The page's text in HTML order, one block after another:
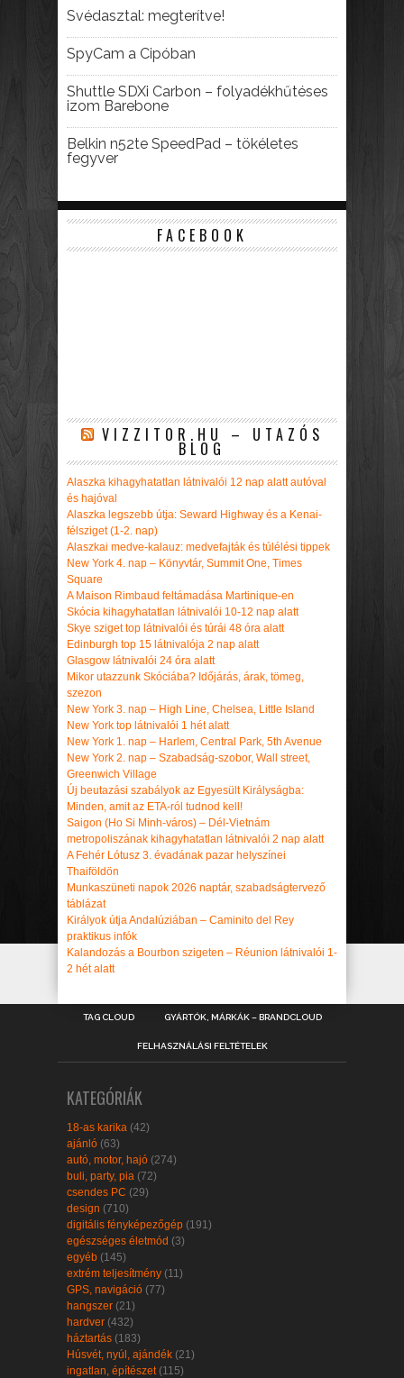
Svédasztal: megterítve!
SpyCam a Cipóban
Shuttle SDXi Carbon – folyadékhűtéses
izom Barebone
Belkin n52te SpeedPad – tökéletes
fegyver
FACEBOOK
VIZZITOR.HU – UTAZÓS
BLOG
Alaszka kihagyhatatlan látnivalói 12 nap alatt autóval
és hajóval
Alaszka legszebb útja: Seward Highway és a Kenai-
félsziget (1-2. nap)
Alaszkai medve-kalauz: medvefajták és túlélési tippek
New York 4. nap – Könyvtár, Summit One, Times
Square
A Maison Rimbaud feltámadása Martinique-en
Skócia kihagyhatatlan látnivalói 10-12 nap alatt
Skye sziget top látnivalói és túrái 48 óra alatt
Edinburgh top 15 látnivalója 2 nap alatt
Glasgow látnivalói 24 óra alatt
Mikor utazzunk Skóciába? Időjárás, árak, tömeg,
szezon
New York 3. nap – High Line, Chelsea, Little Island
New York top látnivalói 1 hét alatt
New York 1. nap – Harlem, Central Park, 5th Avenue
New York 2. nap – Szabadság-szobor, Wall street,
Greenwich Village
Új beutazási szabályok az Egyesült Királyságba:
Minden, amit az ETA-ról tudnod kell!
Saigon (Ho Si Minh-város) – Dél-Vietnám
metropoliszának kihagyhatatlan látnivalói 2 nap alatt
A Fehér Lótusz 3. évadának pazar helyszínei
Thaiföldön
Munkaszüneti napok 2026 naptár, szabadságtervező
táblázat
Királyok útja Andalúziában – Caminito del Rey
praktikus infók
Kalandozás a Bourbon szigeten – Réunion látnivalói 1-
2 hét alatt
TAG CLOUD GYÁRTÓK, MÁRKÁK – BRANDCLOUD
FELHASZNÁLÁSI FELTÉTELEK
KATEGÓRIÁK
18-as karika (42)
ajánló (63)
autó, motor, hajó (274)
buli, party, pia (72)
csendes PC (29)
design (710)
digitális fényképezőgép (191)
egészséges életmód (3)
egyéb (145)
extrém teljesítmény (11)
GPS, navigáció (77)
hangszer (21)
hardver (432)
háztartás (183)
Húsvét, nyúl, ajándék (21)
ingatlan, építészet(115)